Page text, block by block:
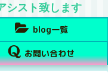
シスト致します
blog一覧
お問い合わせ